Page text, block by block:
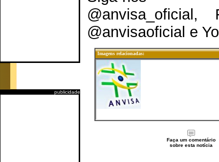
publicidade
@anvisa_oficial,
@anvisaoficial e
Imagens relacionadas:
Faça um comentário
sobre esta notícia